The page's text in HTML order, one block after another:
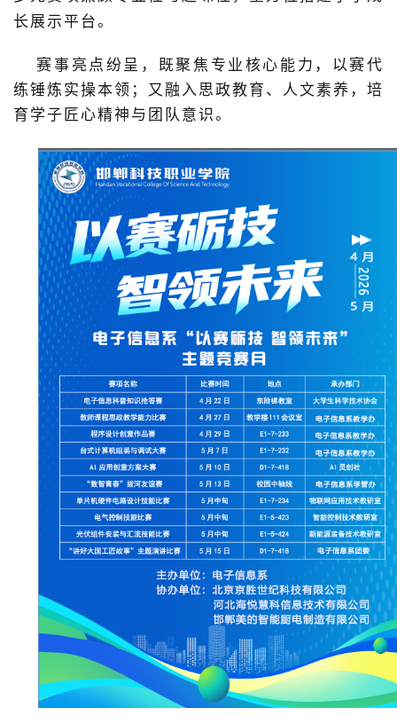
长展示平台。
赛事亮点纷呈 ， 既聚焦专业核心能力，以赛代
练锤炼实操本领；又融入思政教育、人文素养，培
育学子匠心精神与团队意识。